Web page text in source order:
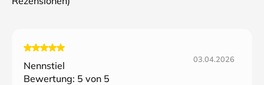
Nennstiel
03.04.2026
Bewertung: 5 von 5